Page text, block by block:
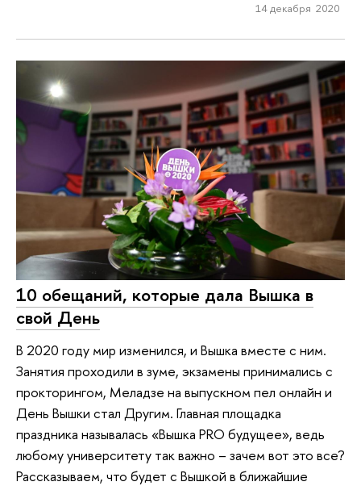
14 декабря 2020
10 обещаний, которые дала Вышка в
свой День
В 2020 году мир изменился, и Вышка вместе с ним.
Занятия проходили в зуме, экзамены принимались с
прокторингом, Меладзе на выпускном пел онлайн и
День Вышки стал Другим. Главная площадка
праздника называлась «Вышка PRO будущее», ведь
любому университету так важно – зачем вот это все?
Рассказываем, что будет с Вышкой в ближайшие